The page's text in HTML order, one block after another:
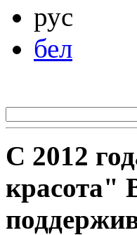
рус
бел
С 2012